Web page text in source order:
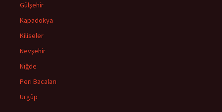
Gülşehir
Kapadokya
Kiliseler
Nevşehir
Niğde
Peri Bacaları
Ürgüp